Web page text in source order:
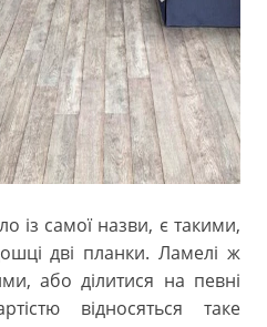
із самої назви, є такими,
дві планки. Ламелі ж
або ділитися на певні
відносяться таке